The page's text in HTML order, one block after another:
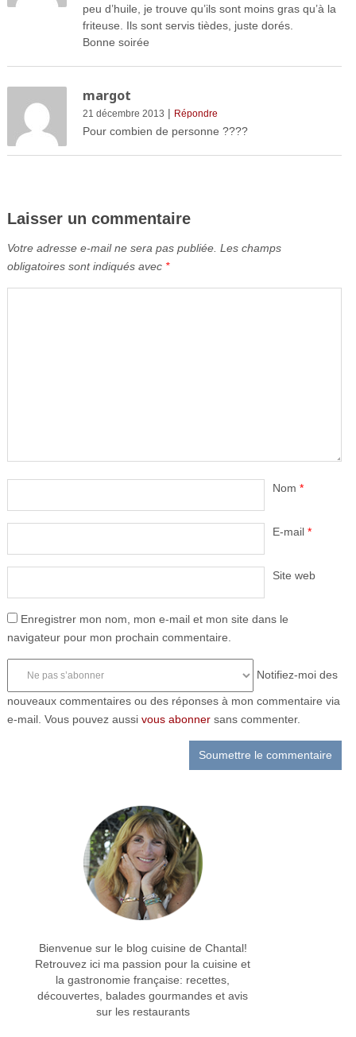
peu d’huile, je trouve qu’ils sont moins gras qu’à la
friteuse. Ils sont servis tièdes, juste dorés.
Bonne soirée
margot
21 décembre 2013 | Répondre
Pour combien de personne ????
Laisser un commentaire
Votre adresse e-mail ne sera pas publiée. Les champs
obligatoires sont indiqués avec *
Nom *
E-mail *
Site web
Enregistrer mon nom, mon e-mail et mon site dans le
navigateur pour mon prochain commentaire.
Notifiez-moi des
nouveaux commentaires ou des réponses à mon commentaire via
e-mail. Vous pouvez aussi vous abonnersans commenter.
Bienvenue sur le blog cuisine de Chantal!
Retrouvez ici ma passion pour la cuisine et
la gastronomie française: recettes,
découvertes, balades gourmandes et avis
sur les restaurants